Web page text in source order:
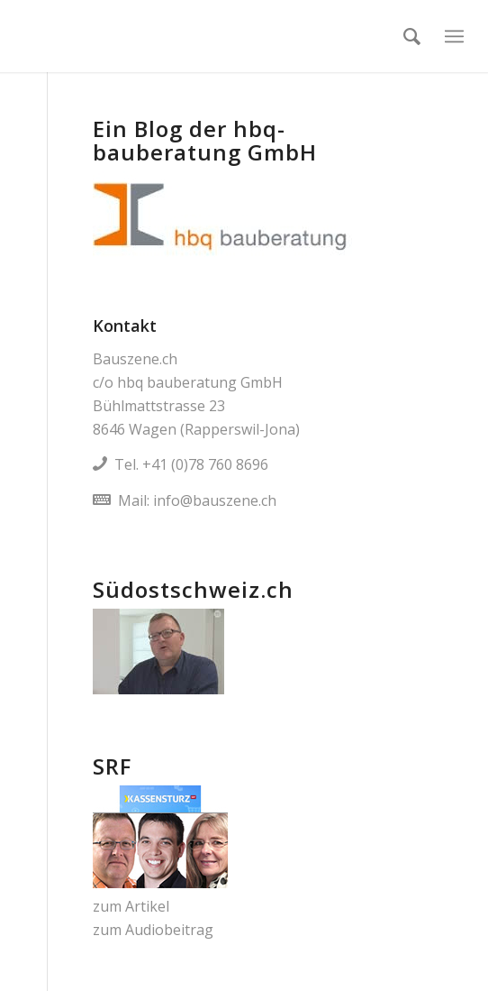
Ein Blog der hbq-
bauberatung GmbH
Kontakt
Bauszene.ch
c/o hbq bauberatung GmbH
Bühlmattstrasse 23
8646 Wagen (Rapperswil-Jona)
Tel. +41 (0)78 760 8696
Mail: info@bauszene.ch
Südostschweiz.ch
SRF
zum Artikel
zum Audiobeitrag